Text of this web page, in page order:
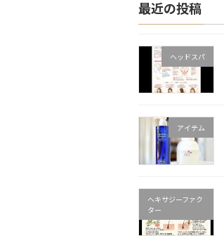
最近の投稿
ヘッドスパ
アイテム
ヘキサジーファク
ター